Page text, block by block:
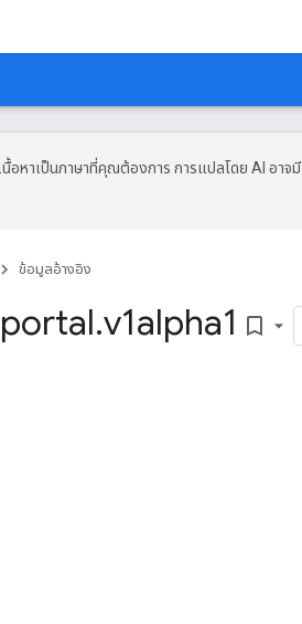
นื้อหาเป็นภาษาที่คุณต้องการ การแปลโดย AI อาจมี
ข้อมูลอ้างอิง
portal.v1alpha1 bookmark_border